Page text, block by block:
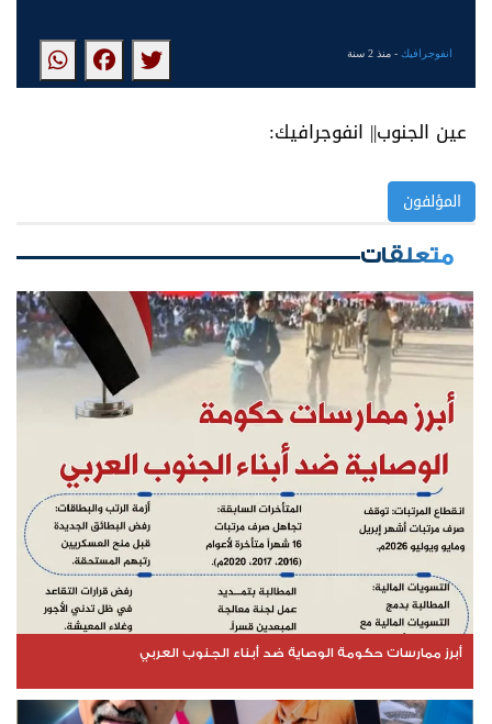
انفوجرافيك- منذ 2 سنة
عين الجنوب|| انفوجرافيك:
المؤلفون
متعلقات
أبرز ممارسات حكومة الوصاية ضد أبناء الجنوب العربي